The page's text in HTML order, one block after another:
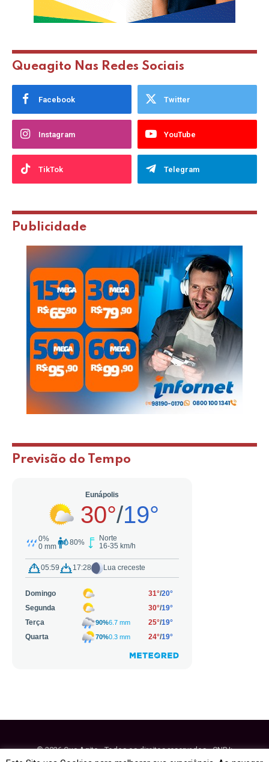
Queagito Nas Redes Sociais
Facebook Twitter
Instagram YouTube
TikTok Telegram
Publicidade
Previsão do Tempo
© 2026 Que Agito - Todos os direitos reservados - CNPJ: